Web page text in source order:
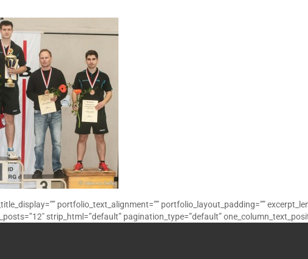
portfolio_text_alignment=”” portfolio_layout_padding=””
strip_html=”default” pagination_type=”default”